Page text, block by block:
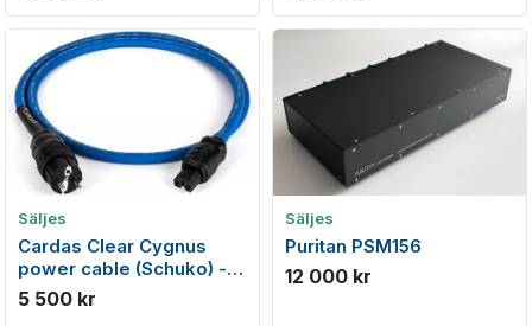
Säljes
Cardas Clear Cygnus
power cable (Schuko) -
2m
5 500 kr
Säljes
Puritan PSM156
12 000 kr